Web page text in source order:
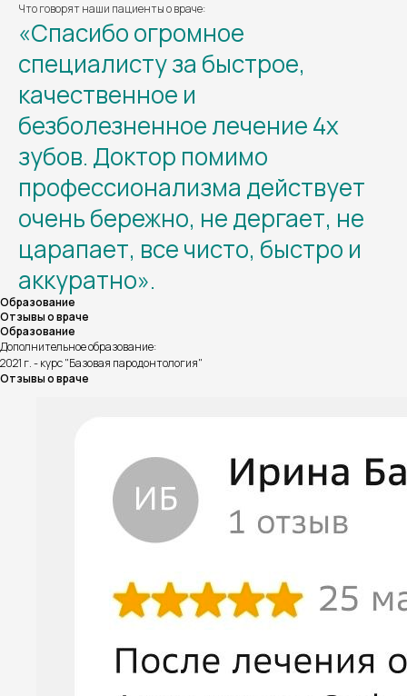
Что говорят наши пациенты о враче:
«Спасибо огромное
специалисту за быстрое,
качественное и
безболезненное лечение 4х
зубов. Доктор помимо
профессионализма действует
очень бережно, не дергает, не
царапает, все чисто, быстро и
аккуратно».
Образование
Отзывы о враче
Образование
Дополнительное образование:
2021 г. - курс "Базовая пародонтология"
Отзывы о враче